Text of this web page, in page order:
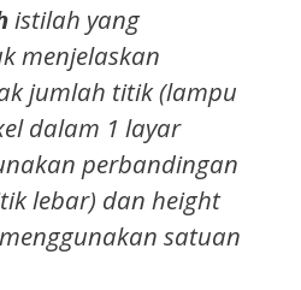
istilah yang
menjelaskan
jumlah titik (lampu
dalam 1 layar
perbandingan
lebar) dan height
satuan